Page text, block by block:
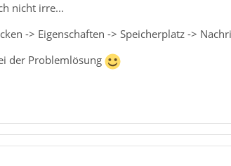
nicht irre...
-> Eigenschaften -> Speicherplatz ->
der Problemlösung